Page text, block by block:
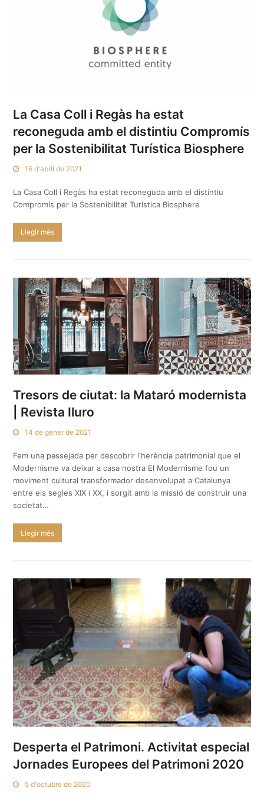
La Casa Coll i Regàs ha estat
reconeguda amb el distintiu Compromís
per la Sostenibilitat Turística Biosphere
16 d'abril de 2021
La Casa Coll i Regàs ha estat reconeguda amb el distintiu
Compromís per la Sostenibilitat Turística Biosphere
Llegir més
Tresors de ciutat: la Mataró modernista
| Revista Iluro
14 de gener de 2021
Fem una passejada per descobrir l'herència patrimonial que el
Modernisme va deixar a casa nostra El Modernisme fou un
moviment cultural transformador desenvolupat a Catalunya
entre els segles XIX i XX, i sorgit amb la missió de construir una
societat…
Llegir més
Desperta el Patrimoni. Activitat especial
Jornades Europees del Patrimoni 2020
5 d'octubre de 2020